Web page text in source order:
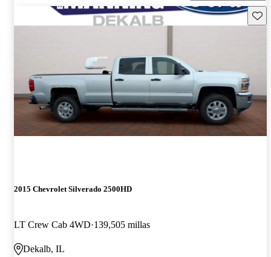
2015 Chevrolet Silverado 2500HD
LT Crew Cab 4WD 139,505 millas
Dekalb, IL